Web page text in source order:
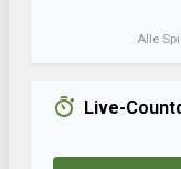
Alle
Live-